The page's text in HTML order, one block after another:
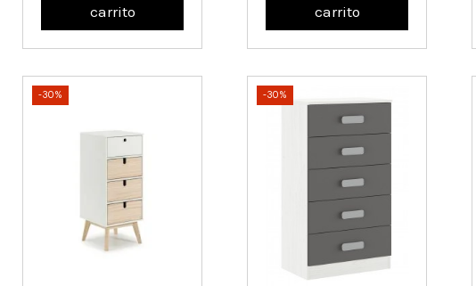
carrito
carrito
-30% -30%